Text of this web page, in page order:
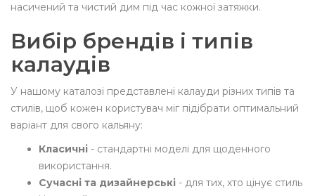
насичений та чистий дим під час кожної затяжки.
Вибір брендів і типів
калаудів
У нашому каталозі представлені калауди різних типів та
стилів, щоб кожен користувач міг підібрати оптимальний
варіант для свого кальяну:
Класичні - стандартні моделі для щоденного
використання.
Сучасні та дизайнерські - для тих, хто цінує стиль